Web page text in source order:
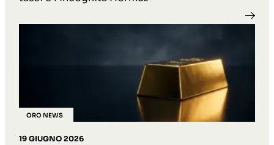
ORO NEWS
19 GIUGNO 2026